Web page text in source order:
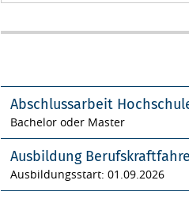
Abschlussarbeit
Bachelor oder Master
Ausbildung
Ausbildungsstart: 01.09.2026